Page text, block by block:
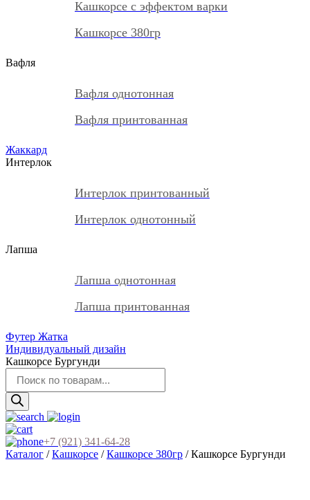
Кашкорсе с эффектом варки
Кашкорсе 380гр
Вафля
Вафля однотонная
Вафля принтованная
Жаккард
Интерлок
Интерлок принтованный
Интерлок однотонный
Лапша
Лапша однотонная
Лапша принтованная
Футер Жатка
Индивидуальный дизайн
Кашкорсе Бургунди
товаров
+7 (921) 341-64-28
Каталог /Кашкорсе /Кашкорсе 380гр / Кашкорсе Бургунди